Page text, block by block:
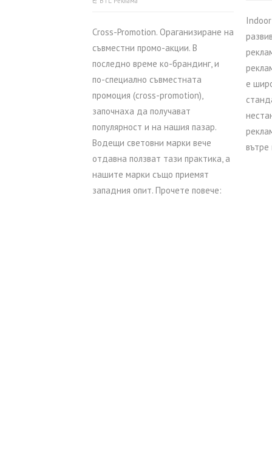
Cross-Promotion. Ораганизиране на
съвместни промо-акции. В
последно време ко-брандинг, и
по-специално съвместната
промоция (cross-promotion),
започнаха да получават
популярност и на нашия пазар.
Водещи световни марки вече
отдавна ползват тази практика, а
нашите марки също приемят
западния опит. Прочете повече:
е
вътре